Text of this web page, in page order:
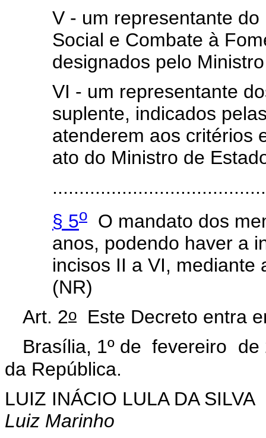
V - um representante
Social e Combate à
designados pelo
VI - um representante
suplente, indicados
atenderem aos critérios
ato do Ministro de
§ 5o O mandato dos
anos, podendo haver a
incisos II a VI, mediante
(NR)
Art. 2o Este Decreto entra
Brasília, 1º de fevereiro de
da República.
LUIZ INÁCIO LULA DA SILVA
Luiz Marinho